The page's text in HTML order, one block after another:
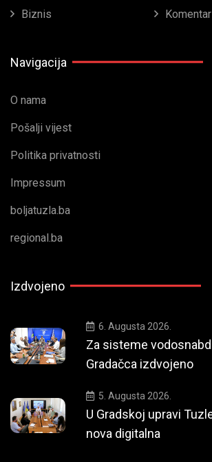
Biznis
Navigacija
O nama
Pošalji vijest
Politika privatnosti
Impressum
boljatuzla.ba
regional.ba
Izdvojeno
6. Augusta 2026.
Za sisteme
Gradačca izdvojeno
5. Augusta 2026.
U Gradskoj upravi
nova digitalna